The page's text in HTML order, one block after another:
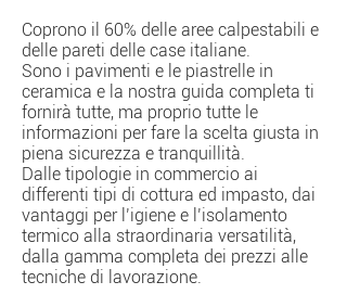
Coprono il 60% delle aree calpestabili e
delle pareti delle case italiane.
Sono i pavimenti e le piastrelle in
ceramica e la nostra guida completa ti
fornirà tutte, ma proprio tutte le
informazioni per fare la scelta giusta in
piena sicurezza e tranquillità.
Dalle tipologie in commercio ai
differenti tipi di cottura ed impasto, dai
vantaggi per l’igiene e l’isolamento
termico alla straordinaria versatilità,
dalla gamma completa dei prezzi alle
tecniche di lavorazione.